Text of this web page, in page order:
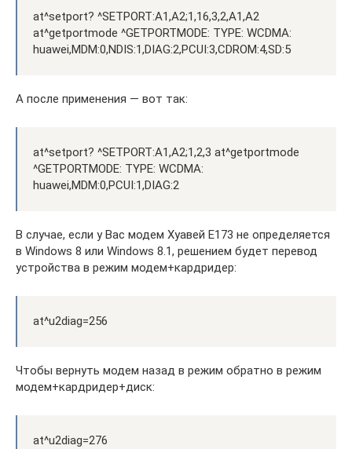
at^setport? ^SETPORT:A1,A2;1,16,3,2,A1,A2
at^getportmode ^GETPORTMODE: TYPE: WCDMA:
huawei,MDM:0,NDIS:1,DIAG:2,PCUI:3,CDROM:4,SD:5
А после применения — вот так:
at^setport? ^SETPORT:A1,A2;1,2,3 at^getportmode
^GETPORTMODE: TYPE: WCDMA:
huawei,MDM:0,PCUI:1,DIAG:2
В случае, если у Вас модем Хуавей E173 не определяется
в Windows 8 или Windows 8.1, решением будет перевод
устройства в режим модем+кардридер:
at^u2diag=256
Чтобы вернуть модем назад в режим обратно в режим
модем+кардридер+диск:
at^u2diag=276